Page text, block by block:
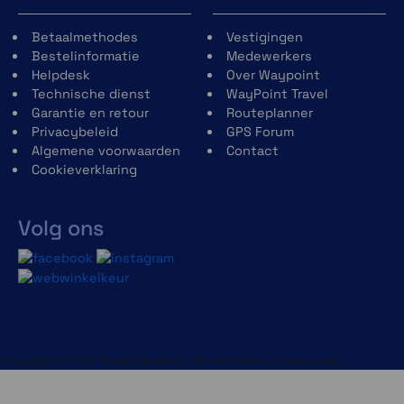
Betaalmethodes
Bestelinformatie
Helpdesk
Technische dienst
Garantie en retour
Privacybeleid
Algemene voorwaarden
Cookieverklaring
Volg ons
Vestigingen
Medewerkers
Over Waypoint
WayPoint Travel
Routeplanner
GPS Forum
Contact
Copyright © 2013-heden Magento. Alle rechten voorbehouden.